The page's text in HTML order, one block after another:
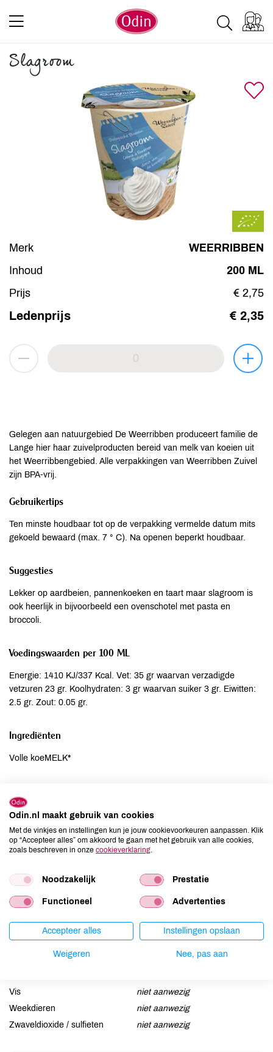
Slagroom
Merk
WEERRIBBEN
Inhoud
200 ML
Prijs
€ 2,75
Ledenprijs € 2,35
Gelegen aan natuurgebied De Weerribben produceert familie de
Lange hier haar zuivelproducten bereid van melk van koeien uit
het Weerribbengebied. Alle verpakkingen van Weerribben Zuivel
zijn BPA-vrij.
Gebruikertips
Ten minste houdbaar tot op de verpakking vermelde datum mits
gekoeld bewaard (max. 7 ° C). Na openen beperkt houdbaar.
Suggesties
Lekker op aardbeien, pannenkoeken en taart maar slagroom is
ook heerlijk in bijvoorbeeld een ovenschotel met pasta en
broccoli.
Voedingswaarden per 100 ML
Energie: 1410 KJ/337 Kcal. Vet: 35 gr waarvan verzadigde
vetzuren 23 gr. Koolhydraten: 3 gr waarvan suiker 3 gr. Eiwitten:
2.5 gr. Zout: 0.05 gr.
Ingrediënten
Volle koeMELK*
Aardnoten
niet aanwezig
Ei
niet aanwezig
Gluten
kan bevatten
Lupine
niet aanwezig
Mosterd
niet aanwezig
Schaaldieren
niet aanwezig
Selderij
niet aanwezig
niet aanwezig
Vis
niet aanwezig
Weekdieren
niet aanwezig
Zwaveldioxide / sulfieten
niet aanwezig
Odin.nl maakt gebruik van cookies
Met de vinkjes en instellingen kun je jouw cookievoorkeuren aanpassen. Klik
op “Accepteer alles” om akkoord te gaan met het gebruik van alle cookies,
zoals beschreven in onze cookieverklaring
Noodzakelijk Prestatie
Functioneel Advertenties
Accepteer alles Instellingen opslaan
Weigeren Nee, pas aan